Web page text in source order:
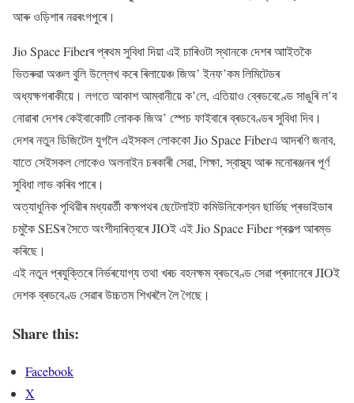
আৰু ওড়িশাৰ নৱৰংগপুৰে।
Jio Space Fiberৰ প্ৰথম সুবিধা দিয়া এই চাৰিওটা স্থানকে দেশৰ আাইতকৈ
ভিতৰুৱা অঞ্চল বুলি উল্লেখ কৰে ৰিলায়েঞ্চ জিঅ’ ইনফ’কম লিমিটেডৰ
অধ্যক্ষগৰাকীয়ে। লগতে আকাশ আম্বানীয়ে ক’লে, এতিয়াও ব্ৰেডবেণ্ডে সাঙুৰি ল’ব
নোৱাৰা দেশৰ কেইবাকোটি লোকক জিঅ’ স্পেচ ফাইবাৰে ব্ৰডবেণ্ডৰ সুবিধা দিব।
দেশৰ নতুন ডিজিটেল যুগলৈ এইসকল লোককো Jio Space Fiberএ আদৰণি জনাব,
যাতে সেইসকল লোকেও অলনাইন চৰকাৰী সেৱা, শিক্ষা, স্বাস্থ্য আৰু মনোৰঞ্জনৰ পূৰ্ণ
সুবিধা লাভ কৰিব পাৰে।
অত্যাধুনিক পৃথিৱীৰ মধ্যৱৰ্তী কক্ষপথৰ ছেটেলাইট কমিউনিকেশ্বন ছাৰ্ভিছ প্ৰভাইডাৰ
চমুকৈ SESৰ সৈতে অংশীদাৰিত্বৰে JIOই এই Jio Space Fiber প্ৰকল্প আৰম্ভ
কৰিছে।
এই নতুন প্ৰযুক্তিৰে নিৰ্ভৰযোগ্য তথা খৰচ বহনক্ষম ব্ৰডবেণ্ড সেৱা প্ৰদানেৰে JIOই
দেশক ব্ৰডবেণ্ড সেৱাৰ উচ্চতম শিখৰলৈ লৈ গৈছে।
Share this:
Facebook
X